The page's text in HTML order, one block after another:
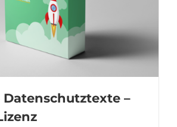
Datenschutztexte –